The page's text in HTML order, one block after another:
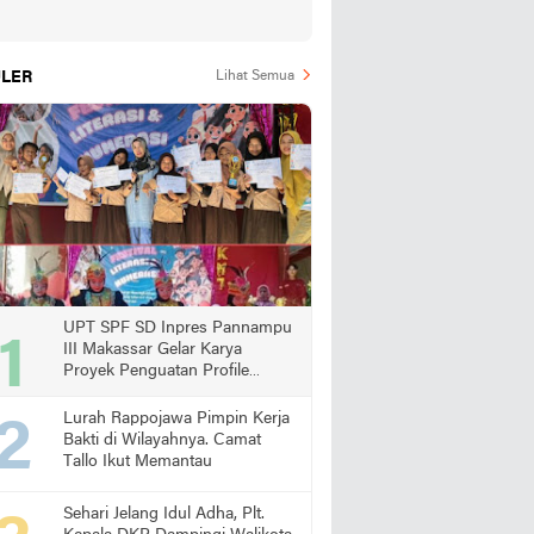
Lihat Semua
UPT SPF SD Inpres Pannampu
III Makassar Gelar Karya
Proyek Penguatan Profile
Lurah Rappojawa Pimpin Kerja
Bakti di Wilayahnya. Camat
Tallo Ikut Memantau
Sehari Jelang Idul Adha, Plt.